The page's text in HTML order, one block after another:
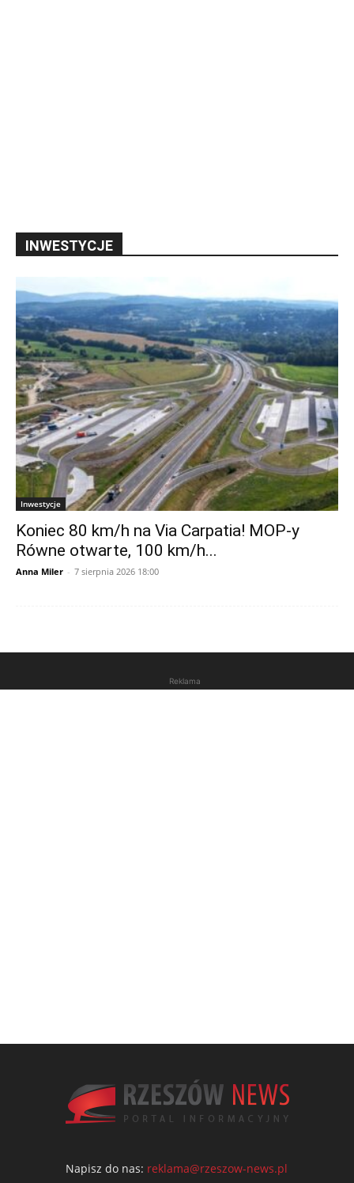
INWESTYCJE
Inwestycje
Koniec 80 km/h na Via Carpatia! MOP-y
Równe otwarte, 100 km/h...
Anna Miler - 7 sierpnia 2026 18:00
Reklama
Napisz do nas: reklama@rzeszow-news.pl